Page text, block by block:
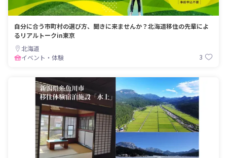
自分に合う市町村の選び方、聞きに来ませんか？北海道移住の先輩によ
るリアルトークin東京
北海道
イベント・体験
3